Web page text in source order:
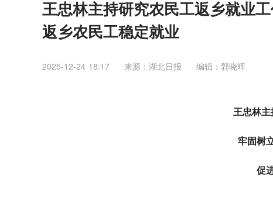
王忠林主持研究农民工返乡就业
返乡农民工稳定就业
2025-12-24 18:17 来源：湖北日报 编辑：郭晓晖
王忠林
牢固树
促